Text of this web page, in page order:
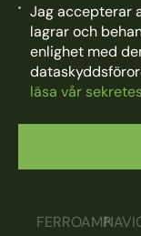
Jag accepterar
lagrar och
enlighet med
läsa vår
FERROAMP